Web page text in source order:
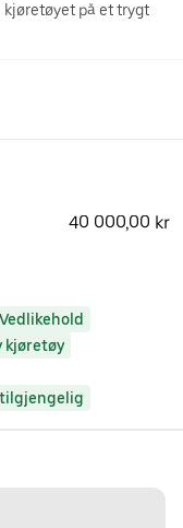
kjøretøyet på et trygt
40 000,00 kr
Vedlikehold
kjøretøy
tilgjengelig